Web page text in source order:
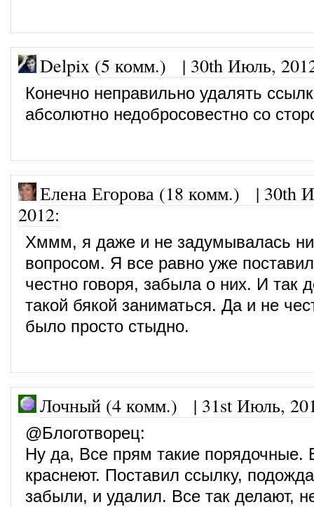
Delpix (5 комм.) | 30th Июль,
Конечно неправильно удалять
абсолютно недобросовестно со
Елена Егорова (18 комм.) | 30th
2012:
Хммм, я даже и не задумывалась
вопросом. Я все равно уже
честно говоря, забыла о них. И так
такой бякой заниматься. Да и не
было просто стыдно.
Лочный (4 комм.) | 31st Июль,
@Блоготворец:
Ну да, Все прям такие порядочные.
краснеют. Поставил ссылку,
забыли, и удалил. Все так делают,